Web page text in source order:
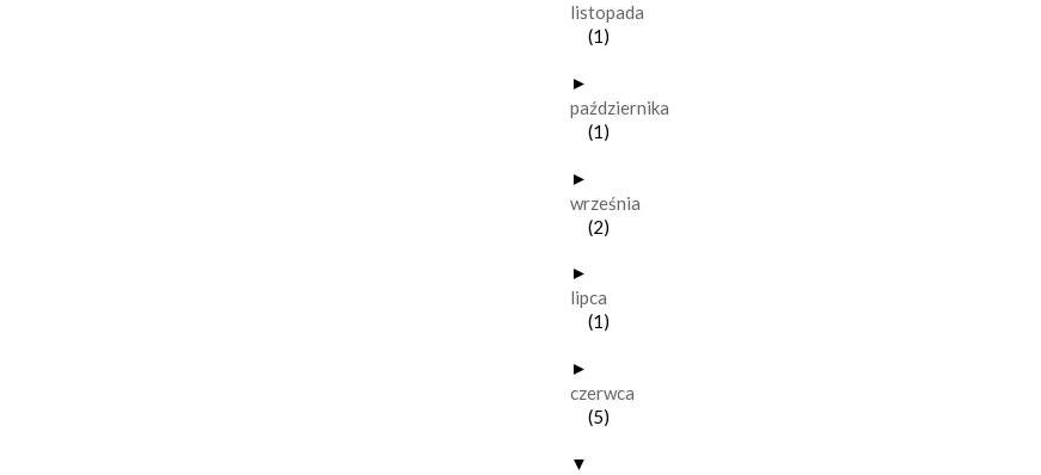
listopada
(1)
►
października
(1)
►
września
(2)
►
lipca
(1)
►
czerwca
(5)
▼